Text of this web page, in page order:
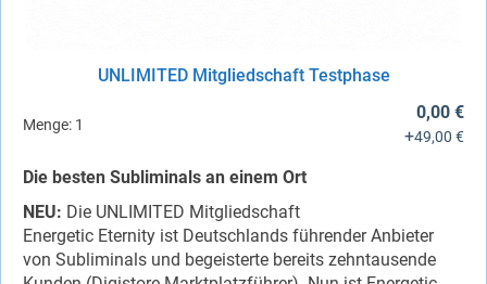
UNLIMITED Mitgliedschaft Testphase
Menge: 1
0,00 €
+49,00 €
Die besten Subliminals an einem Ort
NEU: Die UNLIMITED Mitgliedschaft
Energetic Eternity ist Deutschlands führender Anbieter
von Subliminals und begeisterte bereits zehntausende